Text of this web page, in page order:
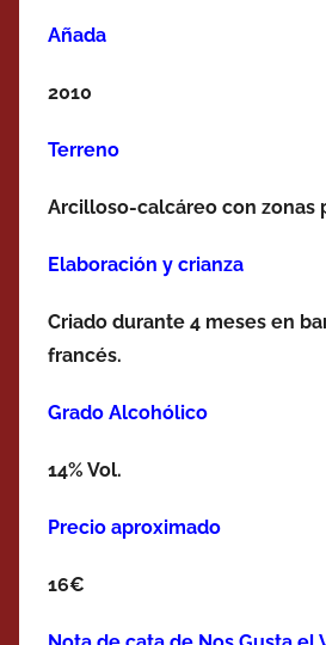
Añada
2010
Terreno
Arcilloso-calcáreo con zonas
Elaboración y crianza
Criado durante 4 meses en
francés.
Grado Alcohólico
14% Vol.
Precio aproximado
16€